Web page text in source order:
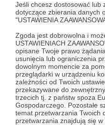
Jeśli chcesz dostosować lub
dotyczące zbierania danych
"USTAWIENIA
Zgoda jest dobrowolna i
USTAWIENIACH
opisane Twoje prawo
usunięcia lub ograniczenia
dowolnym momencie za
przeglądarki w urządzeniu
zależności od Twoich
przekazywane do
trzecich tj. z państw spoza
Gospodarczego. Pozostałe
temat przetwarzania Twoich
przetwarzania znajdują się
Patroni: 10
75 zł
Najmocniej dziękujemy
już jest próg, w którym
brać udział w
profitami z poprzednich